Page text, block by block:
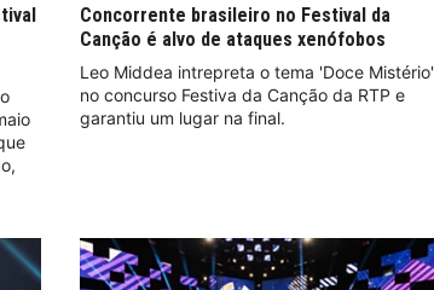
Concorrente brasileiro no Festival da
Canção é alvo de ataques xenófobos
Leo Middea intrepreta o tema 'Doce Mistério'
no concurso Festiva da Canção da RTP e
garantiu um lugar na final.